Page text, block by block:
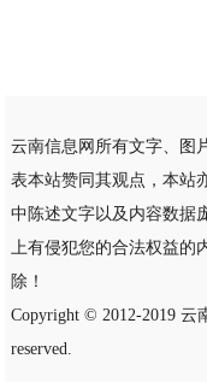
云南信息网所有文字、图
表本站赞同其观点，本站
中陈述文字以及内容数据
上有侵犯您的合法权益的
除！
Copyright © 2012-2019 云
reserved.